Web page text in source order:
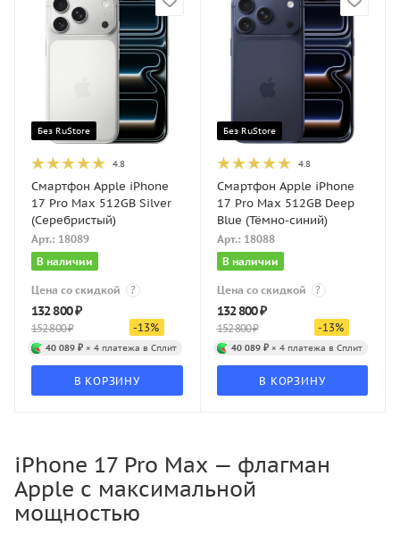
Без RuStore
4.8
Смартфон Apple iPhone
17 Pro Max 512GB Silver
(Серебристый)
Арт.: 18089
В наличии
Цена со скидкой ?
132 800₽
152 800₽ -13%
40 089 ₽ × 4 платежа в Сплит
В КОРЗИНУ
Без RuStore
4.8
Смартфон Apple iPhone
17 Pro Max 512GB Deep
Blue (Тёмно-синий)
Арт.: 18088
В наличии
Цена со скидкой ?
132 800₽
152 800₽ -13%
40 089 ₽× 4 платежа в Сплит
В КОРЗИНУ
iPhone 17 Pro Max — флагман
Apple с максимальной
мощностью